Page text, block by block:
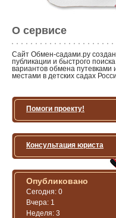
О сервисе
Сайт Обмен-садами.ру
публикации и быстрого поиска
вариантов обмена путевками
местами в детских садах
Помоги проекту!
Консультация юриста
Опубликовано
Сегодня: 0
Вчера: 1
Неделя: 3